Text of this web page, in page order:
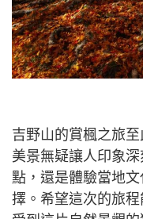
吉野山的賞楓之旅
美景無疑讓人印象
點，還是體驗當地
擇。希望這次的旅